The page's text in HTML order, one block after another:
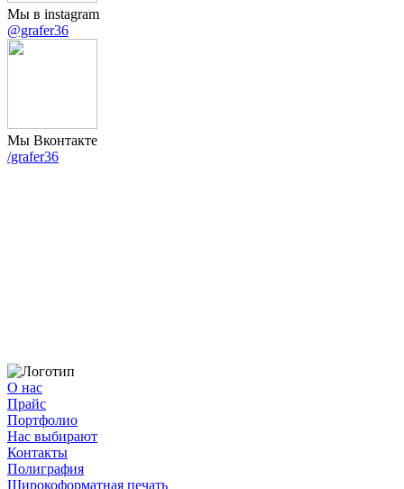
Мы в instagram
@grafer36
Мы Вконтакте
/grafer36
О нас
Прайс
Портфолио
Нас выбирают
Контакты
Полиграфия
Широкоформатная печать